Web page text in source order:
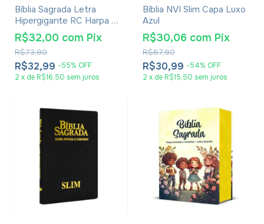
Bíblia Sagrada Letra
Hipergigante RC Harpa E
Corinhos Média Capa
Dura Leão Rei Dos Reis
R$32,99 -55% OFF
R$73,90
R$32,00 com Pix
2 x de R$16,50 sem juros
Bíblia NVI Slim Capa Luxo
Azul
R$30,99 -54% OFF
R$67,90
R$30,06 com Pix
2 x de R$15,50 sem juros